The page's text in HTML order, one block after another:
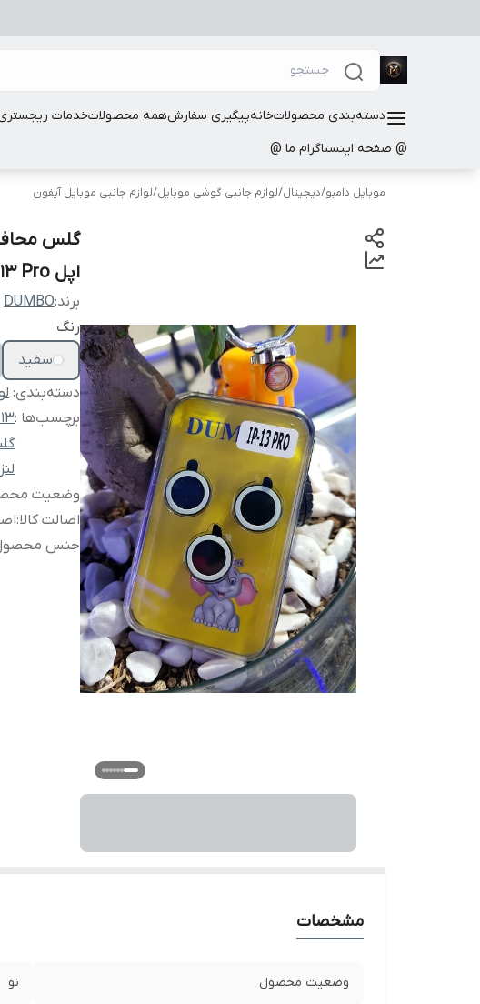
دسته‌بندی محصولاتخانهپیگیری سفارشهمه محصولاتخدمات
@ صفحه اینستاگرام ما @
موبایل دامبو/دیجیتال/لوازم جانبی گوشی موبایل/لوازم جانبی موبایل آیفون
گلس
اپل iPhone 13 Pro
برند:DUMBO
رنگ
سفید
دسته‌بندی:
برچسب‌ها :13 پرو
وضعیت
اصالت کالا:
جنس
مشخصات
وضعیت محصول نو